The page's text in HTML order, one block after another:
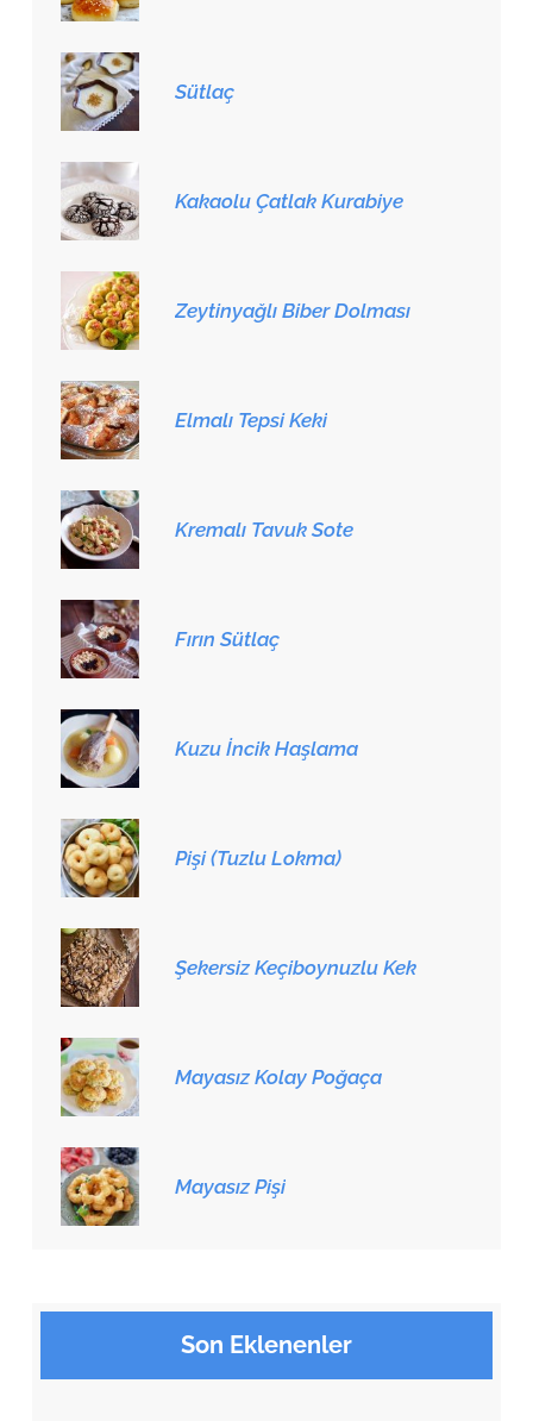
Sütlaç
Kakaolu Çatlak Kurabiye
Zeytinyağlı Biber Dolması
Elmalı Tepsi Keki
Kremalı Tavuk Sote
Fırın Sütlaç
Kuzu İncik Haşlama
Pişi (Tuzlu Lokma)
Şekersiz Keçiboynuzlu Kek
Mayasız Kolay Poğaça
Mayasız Pişi
Son Eklenenler